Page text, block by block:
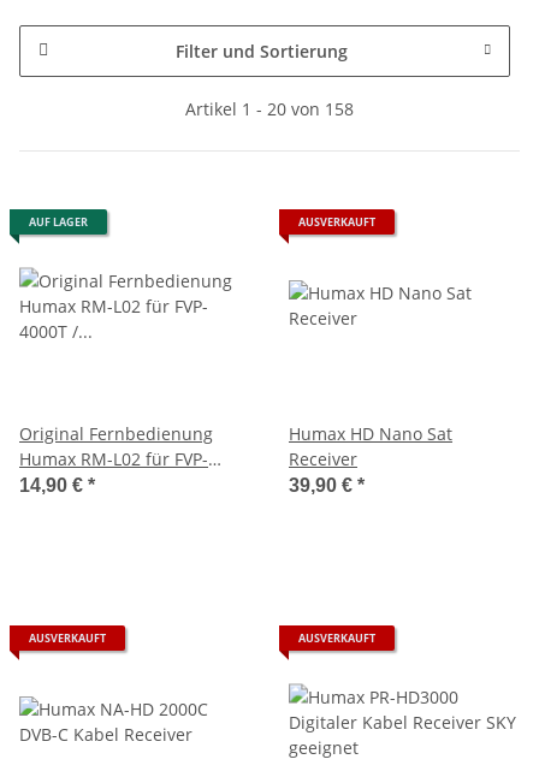
Filter und Sortierung
Artikel 1 - 20 von 158
AUF LAGER
Original Fernbedienung
Humax RM-L02 für FVP-
4000T / iCord Pro
14,90 € *
AUSVERKAUFT
Humax HD Nano Sat
Receiver
39,90 € *
AUSVERKAUFT AUSVERKAUFT